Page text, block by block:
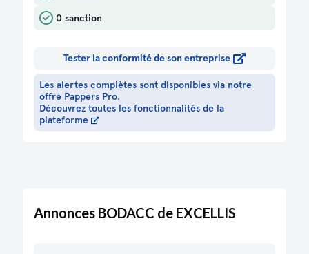
annexe la liste des souscripteurs
0 sanction
Tester la conformité de son entreprise
Les alertes complètes sont disponibles via notre
offre Pappers Pro.
Découvrez toutes les fonctionnalités de la
plateforme
Annonces BODACC de EXCELLIS